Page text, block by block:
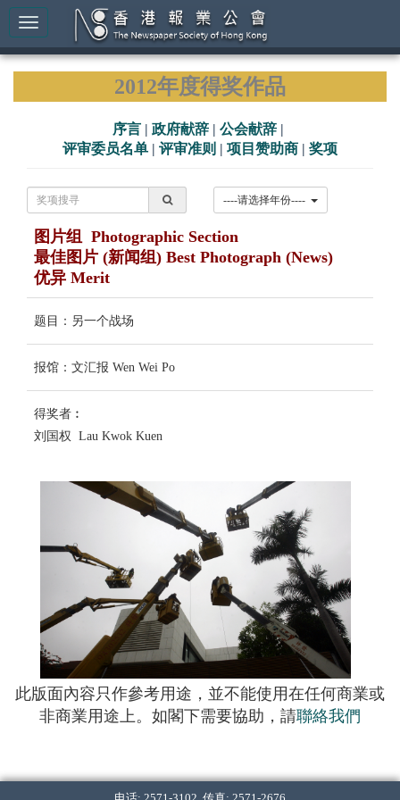
2012年度得奖作品
序言 | 政府献辞 | 公会献辞 |
评审委员名单 | 评审准则 | 项目赞助商 | 奖项
图片组 Photographic Section
最佳图片 (新闻组) Best Photograph (News)
优异 Merit
题目：另一个战场
报馆：文汇报 Wen Wei Po
得奖者︰
刘国权 Lau Kwok Kuen
此版面內容只作參考用途，並不能使用在任何商業或
非商業用途上。如閣下需要協助，請聯絡我們